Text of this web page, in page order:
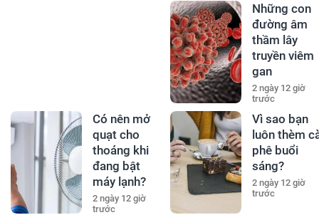
Những con
đường âm
thầm lây
truyền viêm
gan
2 ngày 12 giờ
trước
Có nên mở
quạt cho
thoáng khi
đang bật
máy lạnh?
2 ngày 12 giờ
trước
Vì sao bạn
luôn thèm
phê buổi
sáng?
2 ngày 12 giờ
trước